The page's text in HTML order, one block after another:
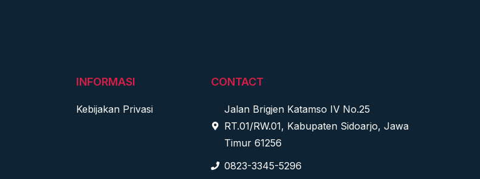
INFORMASI
Kebijakan Privasi
CONTACT
Jalan Brigjen Katamso IV No.25
RT.01/RW.01, Kabupaten Sidoarjo, Jawa
Timur 61256
0823-3345-5296